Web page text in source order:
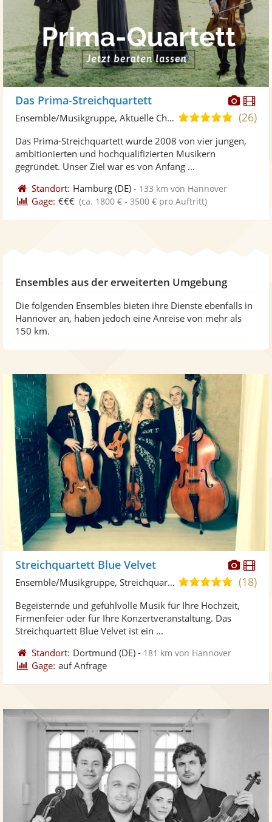
Fotos
Das Prima-Streichquartett
5,0
5
(26)
Ensemble/Musikgruppe, Aktuelle Chart-Hits
Das Prima-Streichquartett wurde 2008 von vier jungen,
ambitionierten und hochqualifizierten Musikern
gegründet. Unser Ziel war es von Anfang ...
Standort: Hamburg (DE) - 133 km von Hannover
Gage: €€€ (ca. 1800 € - 3500 € pro Auftritt)
Ensembles aus der erweiterten Umgebung
Die folgenden Ensembles bieten ihre Dienste ebenfalls in
Hannover an, haben jedoch eine Anreise von mehr als
150 km.
Streichquartett Blue Velvet
5,0
5
(18)
Ensemble/Musikgruppe, Streichquartett
Begeisternde und gefühlvolle Musik für Ihre Hochzeit,
Firmenfeier oder für Ihre Konzertveranstaltung. Das
Streichquartett Blue Velvet ist ein ...
Standort: Dortmund (DE) - 181 km von Hannover
Gage: auf Anfrage